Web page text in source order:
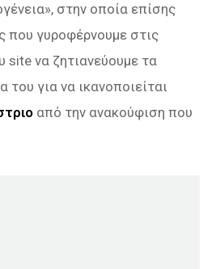
στην οποία επίσης
που γυροφέρνουμε στις
site να ζητιανεύουμε τα
για να ικανοποιείται
από την ανακούφιση που